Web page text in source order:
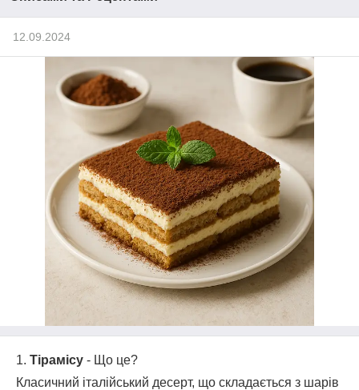
12.09.2024
1. Тірамісу - Що це?
Класичний італійський десерт, що складається з шарів